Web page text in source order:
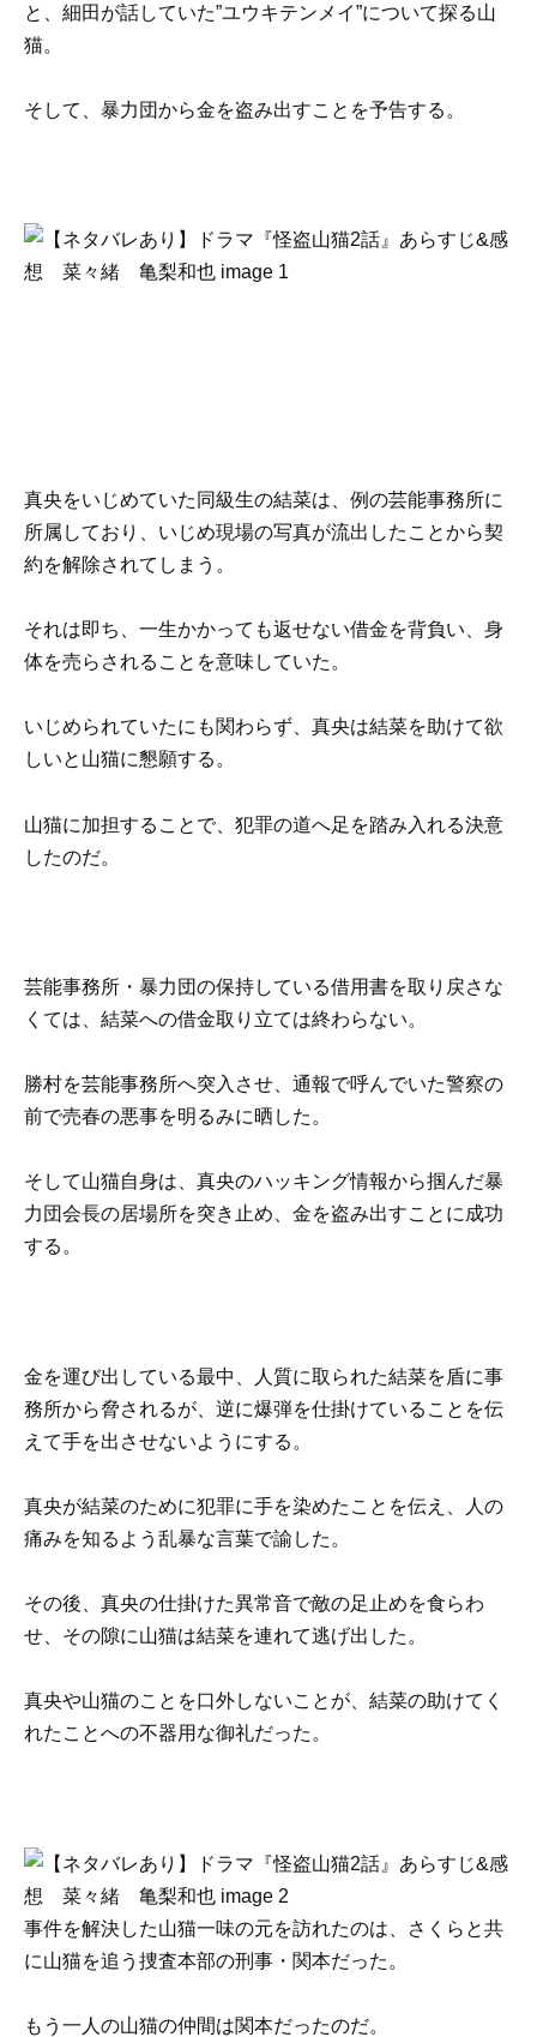
と、細田が話していた”ユウキテンメイ”について探る山
猫。
そして、暴力団から金を盗み出すことを予告する。
真央をいじめていた同級生の結菜は、例の芸能事務所に
所属しており、いじめ現場の写真が流出したことから契
約を解除されてしまう。
それは即ち、一生かかっても返せない借金を背負い、身
体を売らされることを意味していた。
いじめられていたにも関わらず、真央は結菜を助けて欲
しいと山猫に懇願する。
山猫に加担することで、犯罪の道へ足を踏み入れる決意
したのだ。
芸能事務所・暴力団の保持している借用書を取り戻さな
くては、結菜への借金取り立ては終わらない。
勝村を芸能事務所へ突入させ、通報で呼んでいた警察の
前で売春の悪事を明るみに晒した。
そして山猫自身は、真央のハッキング情報から掴んだ暴
力団会長の居場所を突き止め、金を盗み出すことに成功
する。
金を運び出している最中、人質に取られた結菜を盾に事
務所から脅されるが、逆に爆弾を仕掛けていることを伝
えて手を出させないようにする。
真央が結菜のために犯罪に手を染めたことを伝え、人の
痛みを知るよう乱暴な言葉で諭した。
その後、真央の仕掛けた異常音で敵の足止めを食らわ
せ、その隙に山猫は結菜を連れて逃げ出した。
真央や山猫のことを口外しないことが、結菜の助けてく
れたことへの不器用な御礼だった。
事件を解決した山猫一味の元を訪れたのは、さくらと共
に山猫を追う捜査本部の刑事・関本だった。
もう一人の山猫の仲間は関本だったのだ。